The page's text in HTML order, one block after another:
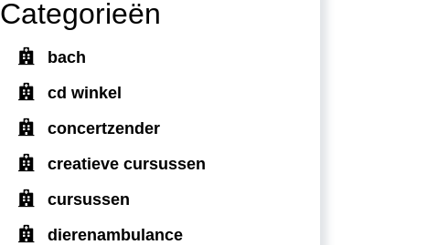
Categorieën
bach
cd winkel
concertzender
creatieve cursussen
cursussen
dierenambulance